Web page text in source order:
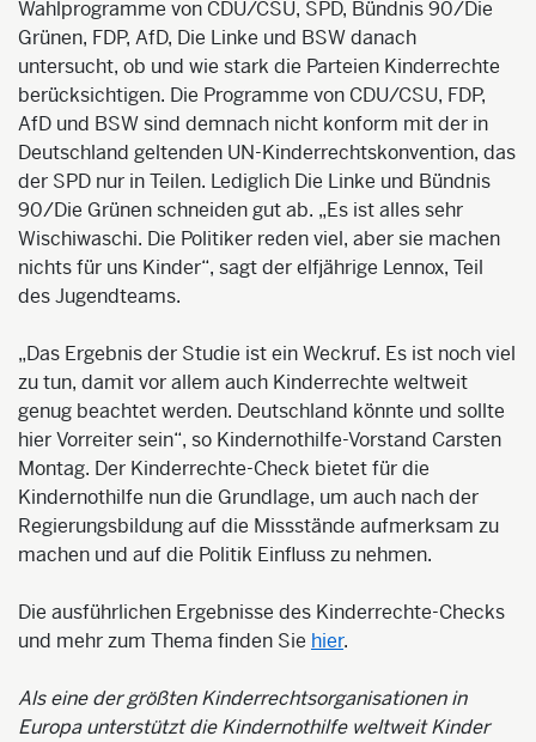
Wahlprogramme von CDU/CSU, SPD, Bündnis 90/Die
Grünen, FDP, AfD, Die Linke und BSW danach
untersucht, ob und wie stark die Parteien Kinderrechte
berücksichtigen. Die Programme von CDU/CSU, FDP,
AfD und BSW sind demnach nicht konform mit der in
Deutschland geltenden UN-Kinderrechtskonvention, das
der SPD nur in Teilen. Lediglich Die Linke und Bündnis
90/Die Grünen schneiden gut ab. „Es ist alles sehr
Wischiwaschi. Die Politiker reden viel, aber sie machen
nichts für uns Kinder“, sagt der elfjährige Lennox, Teil
des Jugendteams.
„Das Ergebnis der Studie ist ein Weckruf. Es ist noch viel
zu tun, damit vor allem auch Kinderrechte weltweit
genug beachtet werden. Deutschland könnte und sollte
hier Vorreiter sein“, so Kindernothilfe-Vorstand Carsten
Montag. Der Kinderrechte-Check bietet für die
Kindernothilfe nun die Grundlage, um auch nach der
Regierungsbildung auf die Missstände aufmerksam zu
machen und auf die Politik Einfluss zu nehmen.
Die ausführlichen Ergebnisse des Kinderrechte-Checks
und mehr zum Thema finden Sie hier.
Als eine der größten Kinderrechtsorganisationen in
Europa unterstützt die Kindernothilfe weltweit Kinder